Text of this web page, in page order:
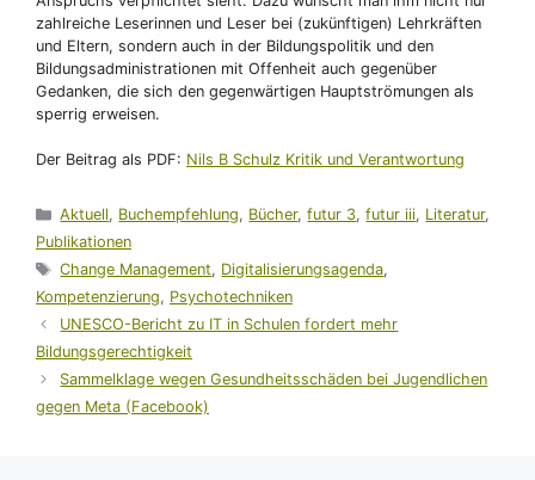
zahlreiche Leserinnen und Leser bei (zukünftigen) Lehrkräften
und Eltern, sondern auch in der Bildungspolitik und den
Bildungsadministrationen mit Offenheit auch gegenüber
Gedanken, die sich den gegenwärtigen Hauptströmungen als
sperrig erweisen.
Der Beitrag als PDF: Nils B Schulz Kritik und Verantwortung
Kategorien
Aktuell, Buchempfehlung, Bücher,futur 3,futur iii, Literatur,
Publikationen
Schlagwörter
Change Management, Digitalisierungsagenda,
Kompetenzierung, Psychotechniken
UNESCO-Bericht zu IT in Schulen fordert mehr
Bildungsgerechtigkeit
Sammelklage wegen Gesundheitsschäden bei Jugendlichen
gegen Meta (Facebook)